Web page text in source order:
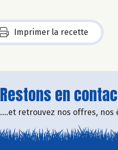
Imprimer la recette
Restons en
....et retrouvez nos offres, nos